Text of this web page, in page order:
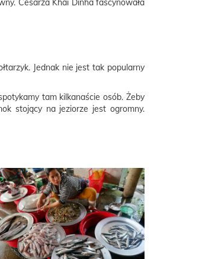
Cesarza Khai Dinha fascynowała
Jednak nie jest tak popularny
tam kilkanaście osób. Żeby
stojący na jeziorze jest ogromny.